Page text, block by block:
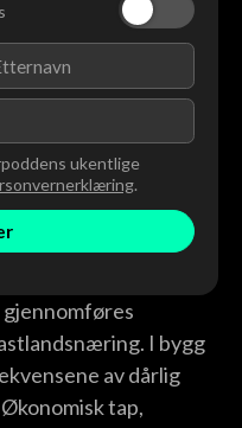
ukentlige
.
gjennomføres
I bygg
av dårlig
tap,